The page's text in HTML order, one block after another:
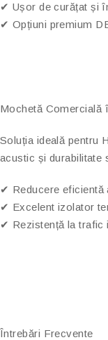
✔ Ușor de curățat și
✔ Opțiuni premium
Mochetă Comercială
Soluția ideală pentru
acustic și durabilitate
✔ Reducere eficientă
✔ Excelent izolator
✔ Rezistență la trafic
Întrebări Frecvente